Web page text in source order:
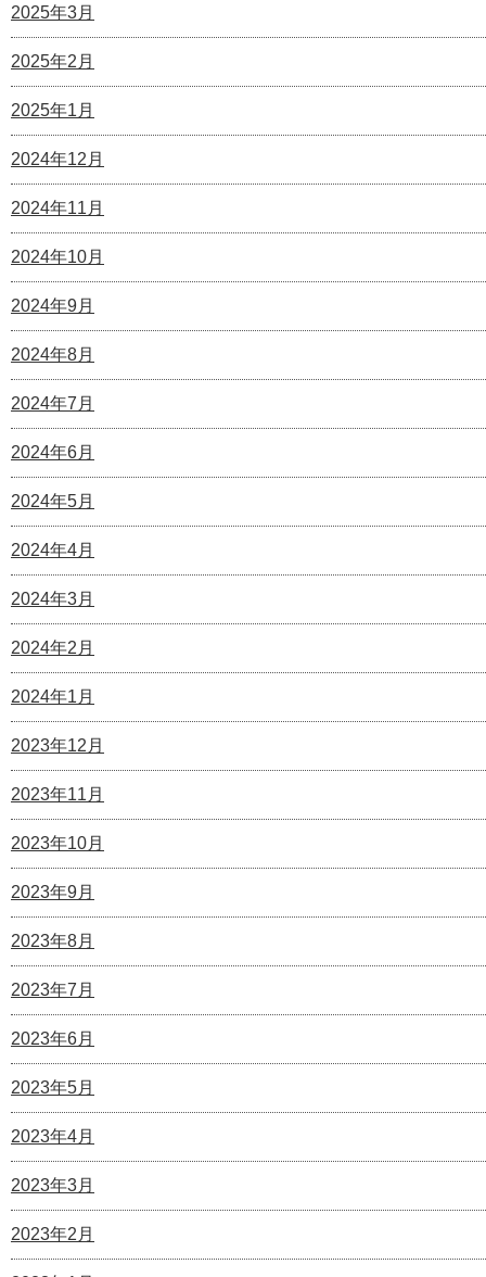
2025年3月
2025年2月
2025年1月
2024年12月
2024年11月
2024年10月
2024年9月
2024年8月
2024年7月
2024年6月
2024年5月
2024年4月
2024年3月
2024年2月
2024年1月
2023年12月
2023年11月
2023年10月
2023年9月
2023年8月
2023年7月
2023年6月
2023年5月
2023年4月
2023年3月
2023年2月